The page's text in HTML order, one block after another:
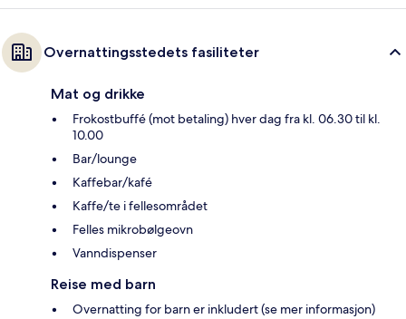
Overnattingsstedets fasiliteter
Mat og drikke
Frokostbuffé (mot betaling) hver dag fra kl. 06.30 til kl.
10.00
Bar/lounge
Kaffebar/kafé
Kaffe/te i fellesområdet
Felles mikrobølgeovn
Vanndispenser
Reise med barn
Overnatting for barn er inkludert (se mer informasjon)